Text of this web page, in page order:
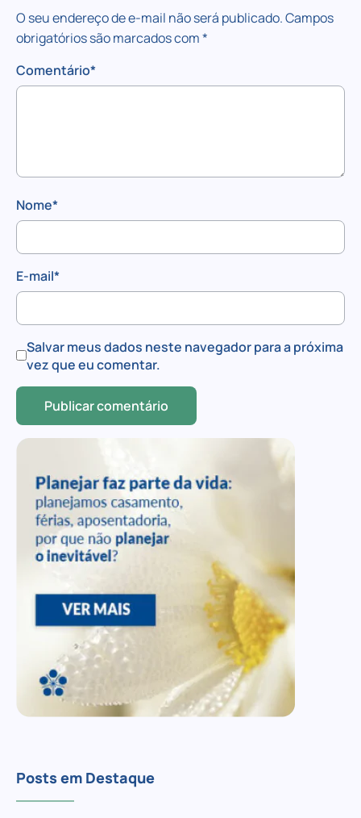
O seu endereço de e-mail não será publicado.Campos
obrigatórios são marcados com*
Comentário*
Nome*
E-mail*
Salvar meus dados neste navegador para a próxima
vez que eu comentar.
Posts em Destaque